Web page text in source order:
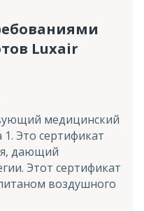
Luxair
медицинский
1. Это сертификат
дающий
Этот сертификат
воздушного